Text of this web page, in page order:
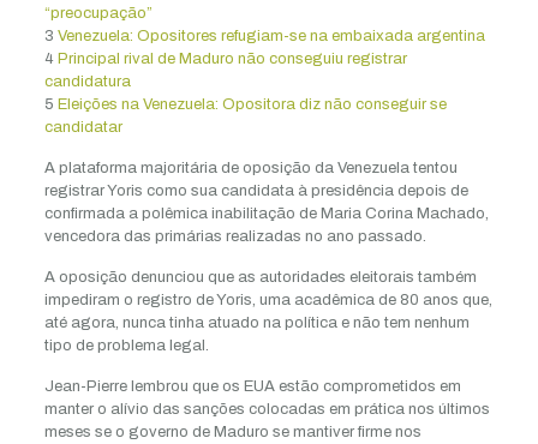
“preocupação”
3 Venezuela: Opositores refugiam-se na embaixada argentina
4 Principal rival de Maduro não conseguiu registrar
candidatura
5 Eleições na Venezuela: Opositora diz não conseguir se
candidatar
A plataforma majoritária de oposição da Venezuela tentou
registrar Yoris como sua candidata à presidência depois de
confirmada a polêmica inabilitação de Maria Corina Machado,
vencedora das primárias realizadas no ano passado.
A oposição denunciou que as autoridades eleitorais também
impediram o registro de Yoris, uma acadêmica de 80 anos que,
até agora, nunca tinha atuado na política e não tem nenhum
tipo de problema legal.
Jean-Pierre lembrou que os EUA estão comprometidos em
manter o alívio das sanções colocadas em prática nos últimos
meses se o governo de Maduro se mantiver firme nos